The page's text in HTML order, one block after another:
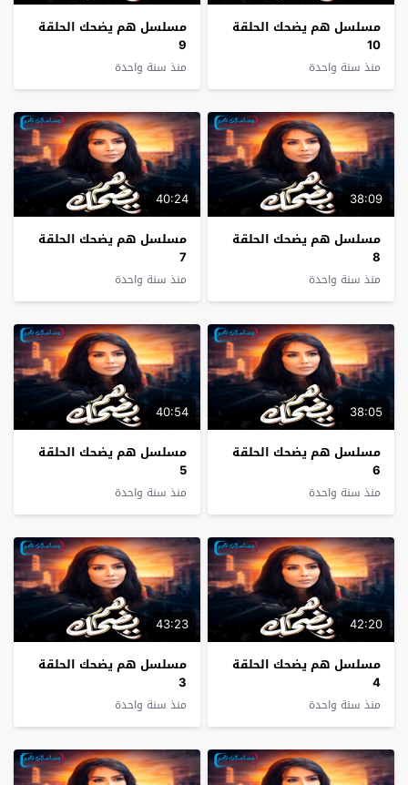
مسلسل هم يضحك الحلقة
10
منذ سنة واحدة
مسلسل هم يضحك الحلقة
9
منذ سنة واحدة
38:09
مسلسل هم يضحك الحلقة
8
منذ سنة واحدة
40:24
مسلسل هم يضحك الحلقة
7
منذ سنة واحدة
38:05
مسلسل هم يضحك الحلقة
6
منذ سنة واحدة
40:54
مسلسل هم يضحك الحلقة
5
منذ سنة واحدة
42:20
مسلسل هم يضحك الحلقة
4
منذ سنة واحدة
43:23
مسلسل هم يضحك الحلقة
3
منذ سنة واحدة